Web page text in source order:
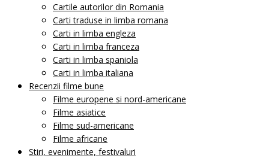
Cartile autorilor din Romania
Carti traduse in limba romana
Carti in limba engleza
Carti in limba franceza
Carti in limba spaniola
Carti in limba italiana
Recenzii filme bune
Filme europene si nord-americane
Filme asiatice
Filme sud-americane
Filme africane
Stiri, evenimente, festivaluri